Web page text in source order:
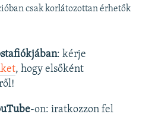
csak korlátozottan érhetők
: kérje
, hogy elsőként
-on: iratkozzon fel